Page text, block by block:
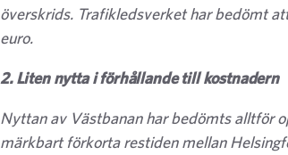
överskrids. Trafikledsverket har bedömt
euro.
2. Liten nytta i förhållande till kostnadern
Nyttan av Västbanan har bedömts alltför
märkbart förkorta restiden mellan